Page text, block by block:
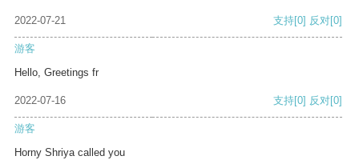
2022-07-21 支持[0] 反对[0]
游客
Hello, Greetings fr
2022-07-16 支持[0] 反对[0]
游客
Horny Shriya called you